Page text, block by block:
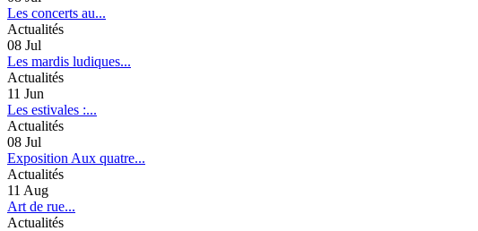
Les concerts au...
Actualités
08 Jul
Les mardis ludiques...
Actualités
11 Jun
Les estivales :...
Actualités
08 Jul
Exposition Aux quatre...
Actualités
11 Aug
Art de rue...
Actualités